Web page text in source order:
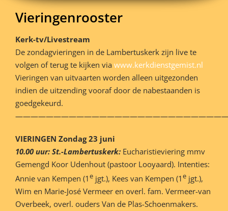
Vieringenrooster
Kerk-tv/Livestream
De zondagvieringen in de Lambertuskerk zijn live te
volgen of terug te kijken via www.kerkdienstgemist.nl
Vieringen van uitvaarten worden alleen uitgezonden
indien de uitzending vooraf door de nabestaanden is
goedgekeurd.
VIERINGEN Zondag 23 juni
10.00 uur: St.-Lambertuskerk: Eucharistieviering mmv
Gemengd Koor Udenhout (pastoor Looyaard). Intenties:
Annie van Kempen (1e jgt.), Kees van Kempen (1e jgt.),
Wim en Marie-José Vermeer en overl. fam. Vermeer-van
Overbeek, overl. ouders Van de Plas-Schoenmakers.